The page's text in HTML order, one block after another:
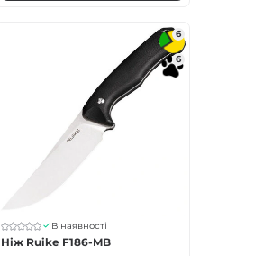
6
6
В наявності
Ніж Ruike F186-MB